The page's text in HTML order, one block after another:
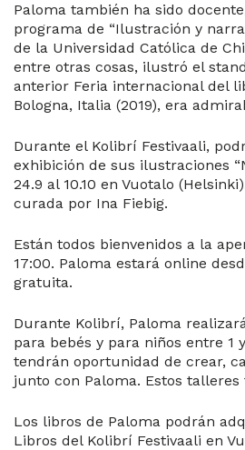
Paloma también ha sido
programa de “Ilustración y
de la Universidad Católica de
entre otras cosas, ilustró el
anterior Feria internacional del
Bologna, Italia (2019), era
Durante el Kolibrí Festivaali,
exhibición de sus ilustraciones
24.9 al 10.10 en Vuotalo
curada por Ina Fiebig.
Están todos bienvenidos a la
17:00. Paloma estará online
gratuita.
Durante Kolibrí, Paloma
para bebés y para niños entre 1
tendrán oportunidad de crear,
junto con Paloma. Estos
Los libros de Paloma podrán
Libros del Kolibrí Festivaali en